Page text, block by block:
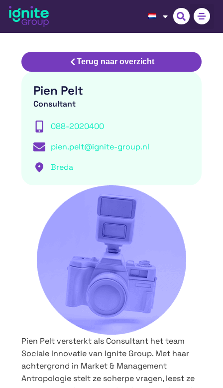
Terug naar overzicht
Pien Pelt versterkt als Consultant het team
Sociale Innovatie van Ignite Group. Met haar
achtergrond in Market & Management
Antropologie stelt ze scherpe vragen, leest ze
Pien Pelt
Consultant
088-2020400
pien.pelt@ignite-group.nl
Breda